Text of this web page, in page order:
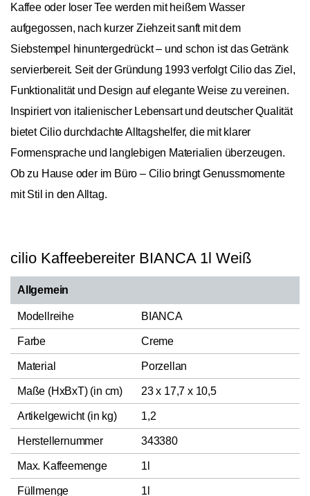
Kaffee oder loser Tee werden mit heißem Wasser
aufgegossen, nach kurzer Ziehzeit sanft mit dem
Siebstempel hinuntergedrückt – und schon ist das Getränk
servierbereit. Seit der Gründung 1993 verfolgt Cilio das Ziel,
Funktionalität und Design auf elegante Weise zu vereinen.
Inspiriert von italienischer Lebensart und deutscher Qualität
bietet Cilio durchdachte Alltagshelfer, die mit klarer
Formensprache und langlebigen Materialien überzeugen.
Ob zu Hause oder im Büro – Cilio bringt Genussmomente
mit Stil in den Alltag.
cilio Kaffeebereiter BIANCA 1l Weiß
Allgemein
Modellreihe BIANCA
Farbe Creme
Material Porzellan
Maße (HxBxT) (in cm) 23 x 17,7 x 10,5
Artikelgewicht (in kg) 1,2
Herstellernummer 343380
Max. Kaffeemenge 1l
Füllmenge 1l